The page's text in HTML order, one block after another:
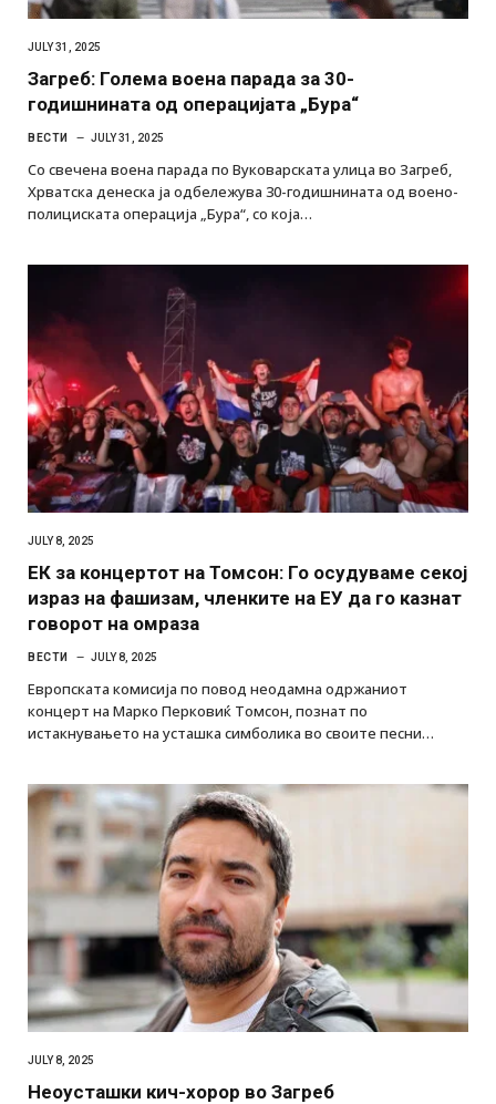
JULY 31, 2025
Загреб: Голема воена парада за 30-
годишнината од операцијата „Бура“
ВЕСТИ JULY 31, 2025
Со свечена воена парада по Вуковарската улица во Загреб,
Хрватска денеска ја одбележува 30-годишнината од воено-
полициската операција „Бура“, со која…
JULY 8, 2025
ЕК за концертот на Томсон: Го осудуваме секој
израз на фашизам, членките на ЕУ да го казнат
говорот на омраза
ВЕСТИ JULY 8, 2025
Европската комисија по повод неодамна одржаниот
концерт на Марко Перковиќ Томсон, познат по
истакнувањето на усташка симболика во своите песни…
JULY 8, 2025
Неоусташки кич-хорор во Загреб